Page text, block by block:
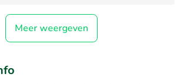
Meer weergeven